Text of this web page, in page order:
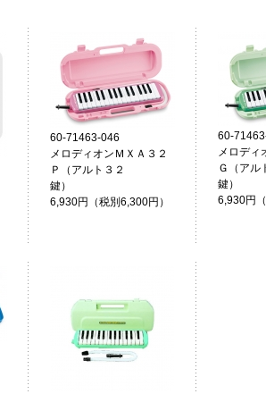
60-71463-046
メロディオンＭＸＡ３２
Ｐ（アルト３２
鍵）
6,930円（税別6,300円）
60-
メロディ
Ｇ（アル
鍵
6,930円